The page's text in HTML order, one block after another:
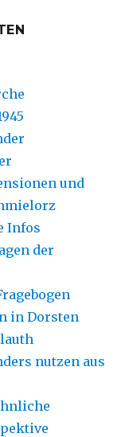
und
Infos
der
in Dorsten
nutzen aus